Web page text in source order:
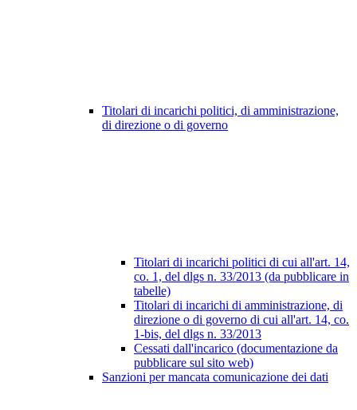
Titolari di incarichi politici, di amministrazione,
di direzione o di governo
Titolari di incarichi politici di cui all'art. 14,
co. 1, del dlgs n. 33/2013 (da pubblicare in
tabelle)
Titolari di incarichi di amministrazione, di
direzione o di governo di cui all'art. 14, co.
1-bis, del dlgs n. 33/2013
Cessati dall'incarico (documentazione da
pubblicare sul sito web)
Sanzioni per mancata comunicazione dei dati